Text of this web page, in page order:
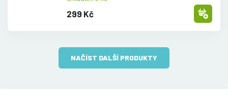
299 Kč
NAČÍST DALŠÍ PRODUKTY